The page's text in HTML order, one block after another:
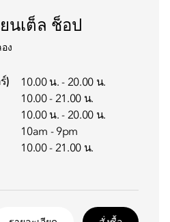
นเต็ล ช็อป
ง
) 10.00 น. - 20.00 น.
10.00 - 21.00 น.
10.00 น. - 20.00 น.
10am - 9pm
10.00 - 21.00 น.